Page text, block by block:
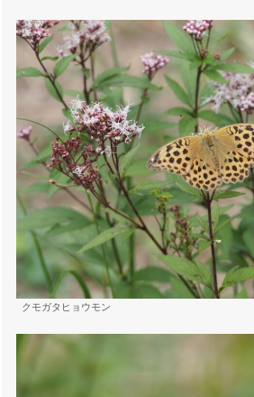
クモガタヒョウモン